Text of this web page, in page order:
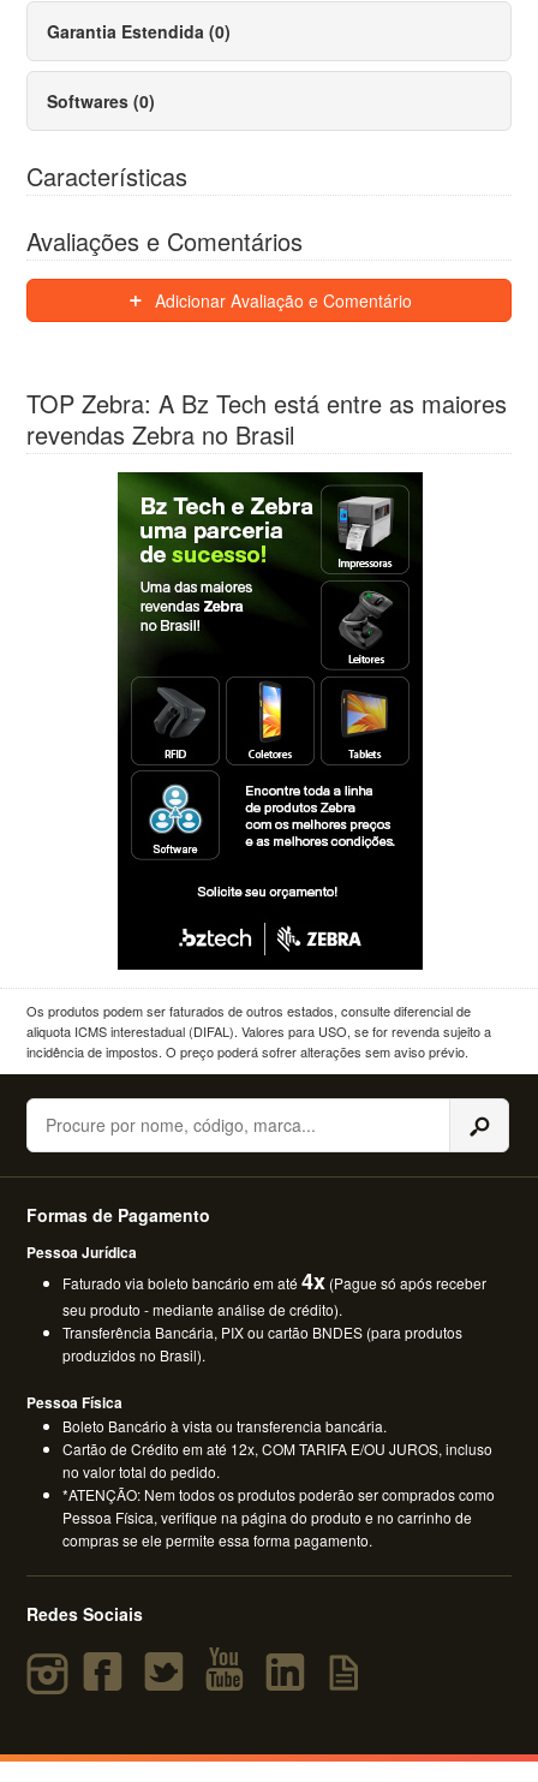
Garantia Estendida (0)
Softwares (0)
Características
Avaliações e Comentários
Adicionar Avaliação e Comentário
TOP Zebra: A Bz Tech está entre as maiores
revendas Zebra no Brasil
Os produtos podem ser faturados de outros estados, consulte diferencial de
aliquota ICMS interestadual (DIFAL). Valores para USO, se for revenda sujeito a
incidência de impostos. O preço poderá sofrer alterações sem aviso prévio.
Buscar
Formas de Pagamento
Pessoa Jurídica
Faturado via boleto bancário em até4x (Pague só após receber
seu produto - mediante análise de crédito).
Transferência Bancária, PIX ou cartão BNDES (para produtos
produzidos no Brasil).
Pessoa Física
Boleto Bancário à vista ou transferencia bancária.
Cartão de Crédito em até 12x, COM TARIFA E/OU JUROS, incluso
no valor total do pedido.
*ATENÇÃO: Nem todos os produtos poderão ser comprados como
Pessoa Física, verifique na página do produto e no carrinho de
compras se ele permite essa forma pagamento.
Redes Sociais